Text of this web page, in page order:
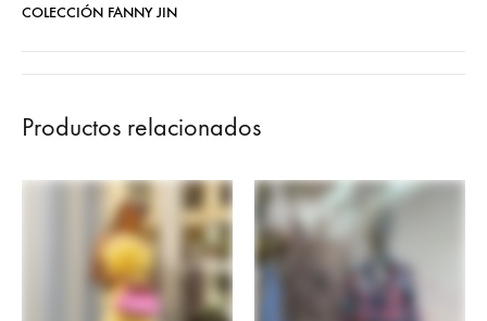
COLECCIÓN FANNY JIN
Productos relacionados